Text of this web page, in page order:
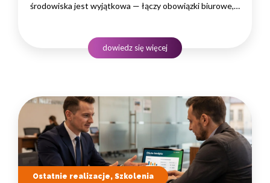
środowiska jest wyjątkowa — łączy obowiązki biurowe,
podejmowania decyzji. W takim środowisku
to nie pojedyncze kompetencje, lecz dobrze…
dowiedz się więcej
Ostatnie realizacje, Szkolenia